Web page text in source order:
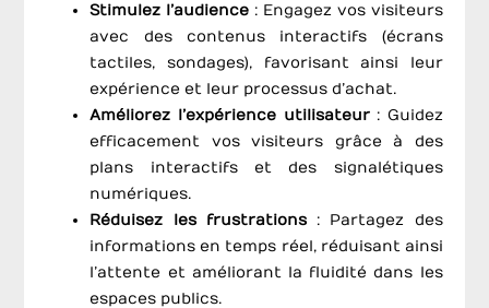
Stimulez l’audience : Engagez vos visiteurs
avec des contenus interactifs (écrans
tactiles, sondages), favorisant ainsi leur
expérience et leur processus d’achat.
Améliorez l’expérience utilisateur: Guidez
efficacement vos visiteurs grâce à des
plans interactifs et des signalétiques
numériques.
Réduisez les frustrations: Partagez des
informations en temps réel, réduisant ainsi
l’attente et améliorant la fluidité dans les
espaces publics.